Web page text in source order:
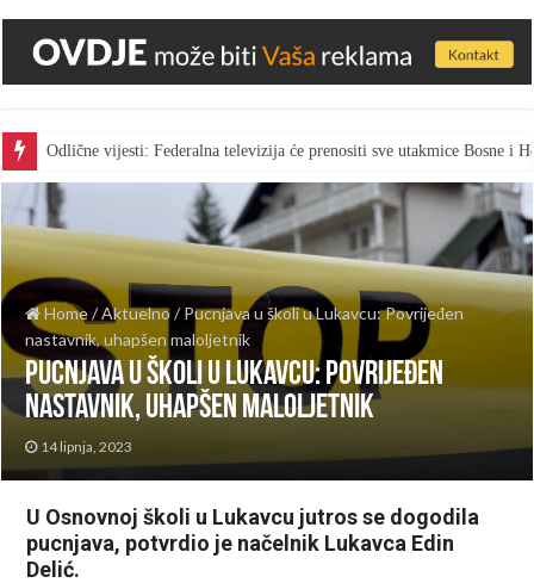
Odlične vijesti: Federalna televizija će prenositi sve utakmice Bosne i
Home/Aktuelno/ Pucnjava u školi u Lukavcu: Povrijeđen
nastavnik, uhapšen maloljetnik
Pucnjava u školi u Lukavcu: Povrijeđen
nastavnik, uhapšen maloljetnik
14 lipnja, 2023
U Osnovnoj školi u Lukavcu jutros se dogodila
pucnjava, potvrdio je načelnik Lukavca Edin
Delić.